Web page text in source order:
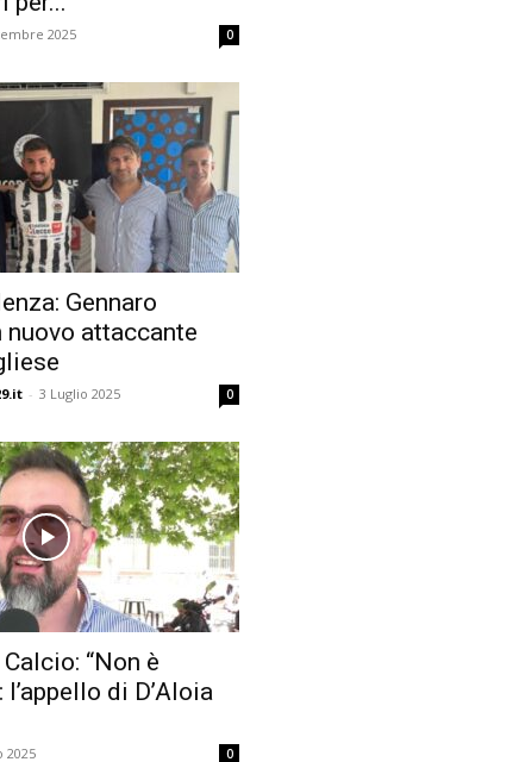
2025 0
Gennaro
nuovo attaccante
- 3 Luglio 2025 0
“Non è
di D’Aloia
2025 0